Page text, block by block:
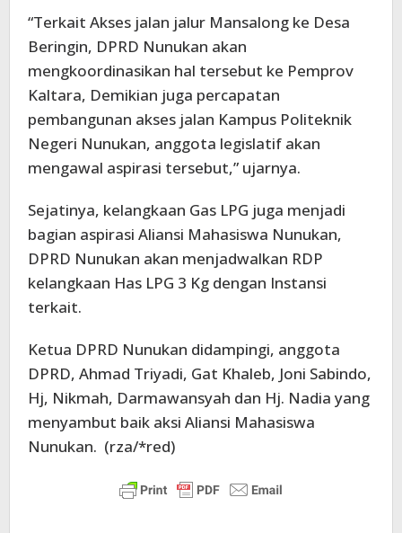
“Terkait Akses jalan jalur Mansalong ke Desa
Beringin, DPRD Nunukan akan
mengkoordinasikan hal tersebut ke Pemprov
Kaltara, Demikian juga percapatan
pembangunan akses jalan Kampus Politeknik
Negeri Nunukan, anggota legislatif akan
mengawal aspirasi tersebut,” ujarnya.
Sejatinya, kelangkaan Gas LPG juga menjadi
bagian aspirasi Aliansi Mahasiswa Nunukan,
DPRD Nunukan akan menjadwalkan RDP
kelangkaan Has LPG 3 Kg dengan Instansi
terkait.
Ketua DPRD Nunukan didampingi, anggota
DPRD, Ahmad Triyadi, Gat Khaleb, Joni Sabindo,
Hj, Nikmah, Darmawansyah dan Hj. Nadia yang
menyambut baik aksi Aliansi Mahasiswa
Nunukan. (rza/*red)